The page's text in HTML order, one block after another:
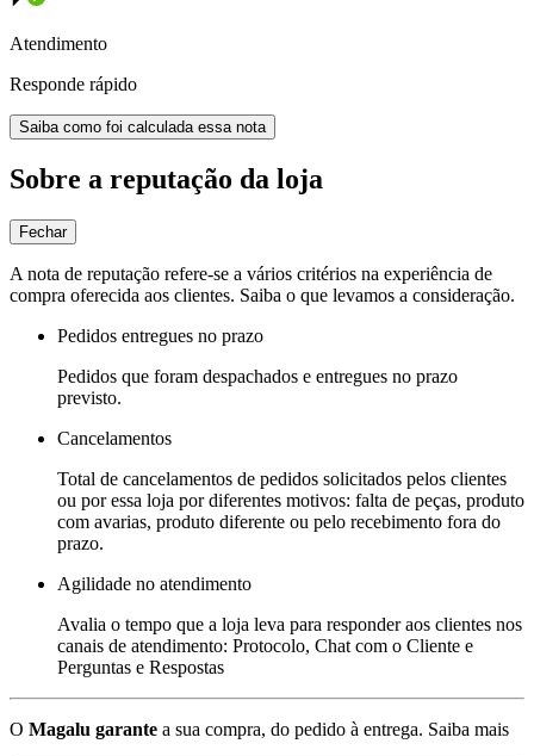
Atendimento
Responde rápido
Saiba como foi calculada essa nota
Sobre a reputação da loja
Fechar
A nota de reputação refere-se a vários critérios na experiência de
compra oferecida aos clientes. Saiba o que levamos a consideração.
Pedidos entregues no prazo
Pedidos que foram despachados e entregues no prazo
previsto.
Cancelamentos
Total de cancelamentos de pedidos solicitados pelos clientes
ou por essa loja por diferentes motivos: falta de peças, produto
com avarias, produto diferente ou pelo recebimento fora do
prazo.
Agilidade no atendimento
Avalia o tempo que a loja leva para responder aos clientes nos
canais de atendimento: Protocolo, Chat com o Cliente e
Perguntas e Respostas
O Magalu garante a sua compra, do pedido à entrega. Saiba mais